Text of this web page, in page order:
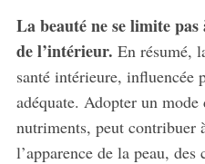
La beauté ne se limite
de l’intérieur. En résumé,
santé intérieure, influencée
adéquate. Adopter un
nutriments, peut contribuer
l’apparence de la peau,